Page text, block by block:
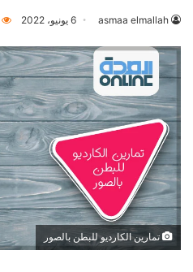
asmaa elmallah 6 يونيو، 2022
تمارين الكارديو للبطن بالصور